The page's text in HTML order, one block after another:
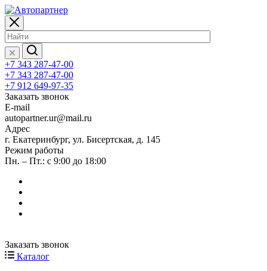
+7 343 287-47-00
+7 343 287-47-00
+7 912 649-97-35
Заказать звонок
E-mail
autopartner.ur@mail.ru
Адрес
г. Екатеринбург, ул. Бисертская, д. 145
Режим работы
Пн. – Пт.: с 9:00 до 18:00
Заказать звонок
Каталог